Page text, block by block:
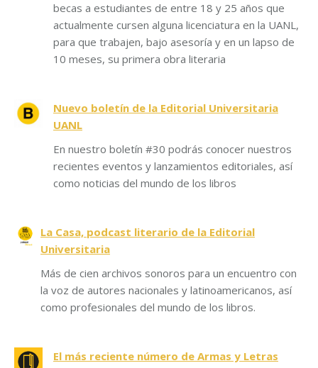
becas a estudiantes de entre 18 y 25 años que
actualmente cursen alguna licenciatura en la UANL,
para que trabajen, bajo asesoría y en un lapso de
10 meses, su primera obra literaria
Nuevo boletín de la Editorial Universitaria
UANL
En nuestro boletín #30 podrás conocer nuestros
recientes eventos y lanzamientos editoriales, así
como noticias del mundo de los libros
La Casa, podcast literario de la Editorial
Universitaria
Más de cien archivos sonoros para un encuentro con
la voz de autores nacionales y latinoamericanos, así
como profesionales del mundo de los libros.
El más reciente número de Armas y Letras